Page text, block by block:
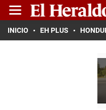
INICIO EH PLUS